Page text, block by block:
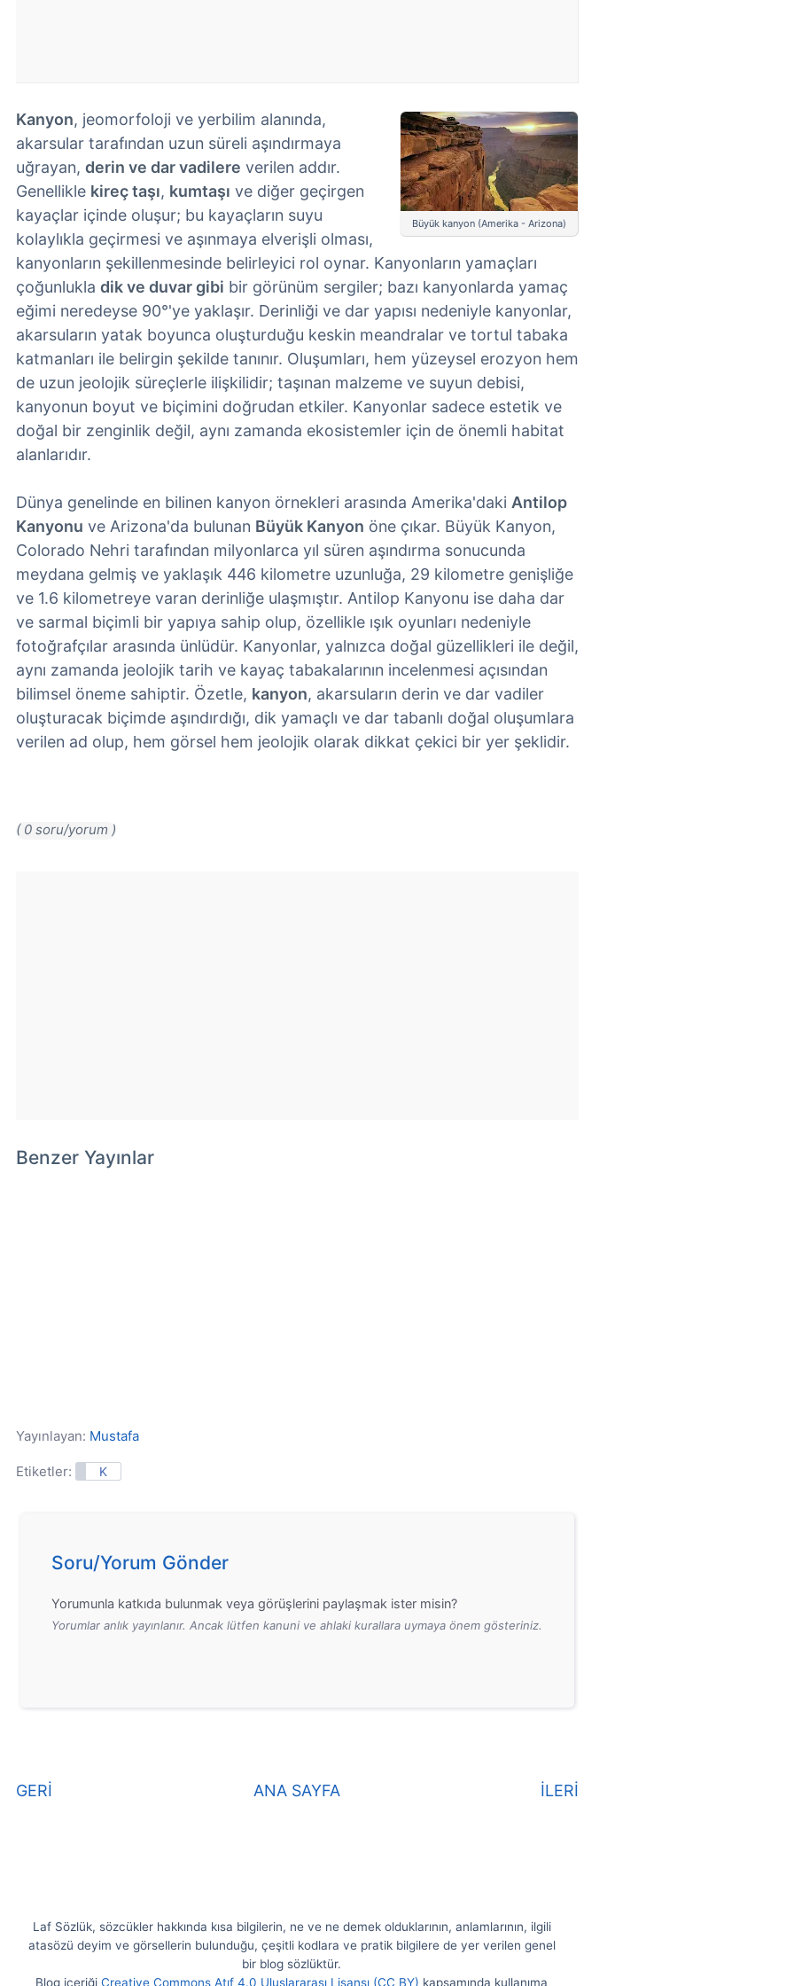
Büyük kanyon (Amerika - Arizona)
Kanyon, jeomorfoloji ve yerbilim alanında,
akarsular tarafından uzun süreli aşındırmaya
uğrayan, derin ve dar vadilere verilen addır.
Genellikle kireç taşı, kumtaşı ve diğer geçirgen
kayaçlar içinde oluşur; bu kayaçların suyu
kolaylıkla geçirmesi ve aşınmaya elverişli olması,
kanyonların şekillenmesinde belirleyici rol oynar. Kanyonların yamaçları
çoğunlukla dik ve duvar gibi bir görünüm sergiler; bazı kanyonlarda yamaç
eğimi neredeyse 90°'ye yaklaşır. Derinliği ve dar yapısı nedeniyle kanyonlar,
akarsuların yatak boyunca oluşturduğu keskin meandralar ve tortul tabaka
katmanları ile belirgin şekilde tanınır. Oluşumları, hem yüzeysel erozyon hem
de uzun jeolojik süreçlerle ilişkilidir; taşınan malzeme ve suyun debisi,
kanyonun boyut ve biçimini doğrudan etkiler. Kanyonlar sadece estetik ve
doğal bir zenginlik değil, aynı zamanda ekosistemler için de önemli habitat
alanlarıdır.
Dünya genelinde en bilinen kanyon örnekleri arasında Amerika'daki Antilop
Kanyonu ve Arizona'da bulunan Büyük Kanyon öne çıkar. Büyük Kanyon,
Colorado Nehri tarafından milyonlarca yıl süren aşındırma sonucunda
meydana gelmiş ve yaklaşık 446 kilometre uzunluğa, 29 kilometre genişliğe
ve 1.6 kilometreye varan derinliğe ulaşmıştır. Antilop Kanyonu ise daha dar
ve sarmal biçimli bir yapıya sahip olup, özellikle ışık oyunları nedeniyle
fotoğrafçılar arasında ünlüdür. Kanyonlar, yalnızca doğal güzellikleri ile değil,
aynı zamanda jeolojik tarih ve kayaç tabakalarının incelenmesi açısından
bilimsel öneme sahiptir. Özetle, kanyon, akarsuların derin ve dar vadiler
oluşturacak biçimde aşındırdığı, dik yamaçlı ve dar tabanlı doğal oluşumlara
verilen ad olup, hem görsel hem jeolojik olarak dikkat çekici bir yer şeklidir.
( 0 soru/yorum )
Benzer Yayınlar
Yayınlayan: Mustafa
Etiketler: K
Soru/Yorum Gönder
Yorumunla katkıda bulunmak veya görüşlerini paylaşmak ister misin?
Yorumlar anlık yayınlanır. Ancak lütfen kanuni ve ahlaki kurallara uymaya önem gösteriniz.
GERİ İLERİ
ANA SAYFA
Laf Sözlük, sözcükler hakkında kısa bilgilerin, ne ve ne demek olduklarının, anlamlarının, ilgili
atasözü deyim ve görsellerin bulunduğu, çeşitli kodlara ve pratik bilgilere de yer verilen genel
bir blog sözlüktür.
Blog içeriği Creative Commons Atıf 4.0 Uluslararası Lisansı (CC BY) kapsamında kullanıma